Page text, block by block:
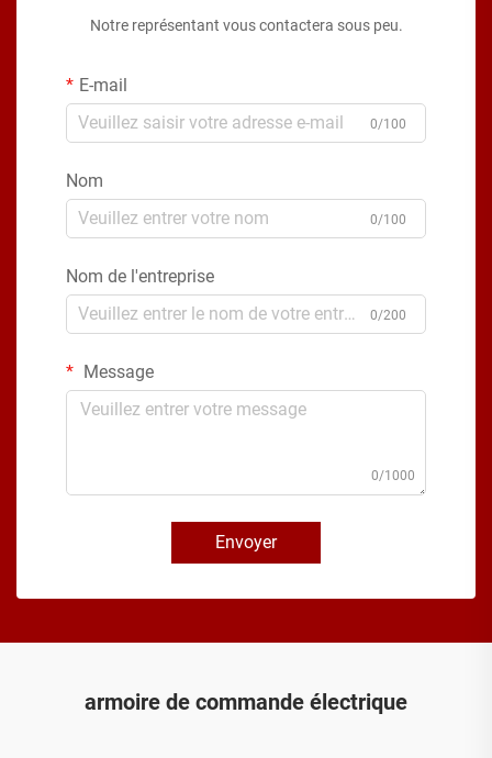
Notre représentant vous contactera sous peu.
E-mail
0/100
Nom
0/100
Nom de l'entreprise
0/200
Message
0/1000
Envoyer
armoire de commande électrique